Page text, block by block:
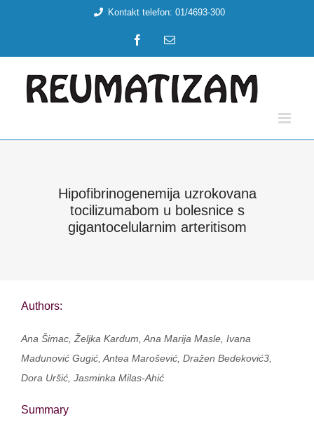
Kontakt telefon: 01/4693-300
FacebookEmail:
Hipofibrinogenemija uzrokovana
tocilizumabom u bolesnice s
gigantocelularnim arteritisom
Authors:
Ana Šimac, Željka Kardum, Ana Marija Masle, Ivana
Madunović Gugić, Antea Marošević, Dražen Bedeković3,
Dora Uršić, Jasminka Milas-Ahić
Summary